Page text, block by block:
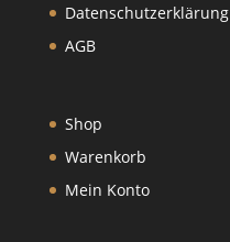
Datenschutzerklärung
AGB
Shop
Warenkorb
Mein Konto